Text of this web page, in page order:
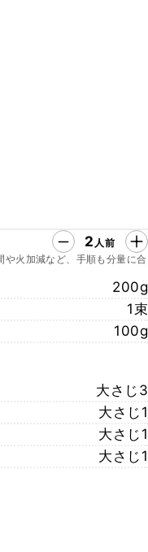
2 人前
や火加減など、手順も分量に合
200g
1束
100g
大さじ3
大さじ1
大さじ1
大さじ1